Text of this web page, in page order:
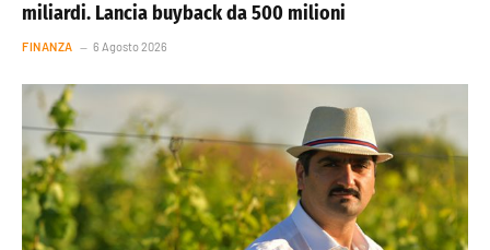
miliardi. Lancia buyback da 500 milioni
FINANZA 6 Agosto 2026